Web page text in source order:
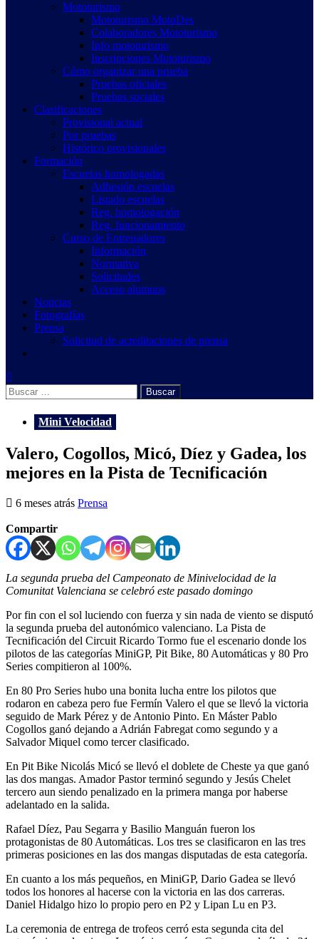
Mototurismo
Mototurismo MotoDes
Colaboradores Mototurismo
Info mototurismo
Inscripciones Mototurismo
Cómo organizar una prueba
Pruebas oficiales
Pruebas sociales
Clasificaciones
Provisional actual
Por pruebas
Histórico provisionales
Formación
Escuelas homologadas
Adhesión escuelas
Listado escuelas
Reg. homologación
Reg. funcionamiento
Curso de Entrenadores
Información
Normativa
Solicitudes
Acceso alumnos
Noticias
Fotografías
Prensa
Solicitud de acreditaciones de prensa
Buscar:
Mini Velocidad
Valero, Cogollos, Micó, Díez y Gadea, los
mejores en la Pista de Tecnificación
6 meses atrás Prensa
Compartir
La segunda prueba del Campeonato de Minivelocidad de la
Comunitat Valenciana se celebró este pasado domingo
Por fin con el sol luciendo con fuerza y sin nada de viento se disputó
la segunda prueba del autonómico valenciano. La Pista de
Tecnificación del Circuit Ricardo Tormo fue el escenario donde los
pilotos de las categorías MiniGP, Pit Bike, 80 Automáticas y 80 Pro
Series compitieron al 100%.
En 80 Pro Series hubo una bonita lucha entre los pilotos que
rodaron en cabeza pero fue Fermín Valero el que se llevó la victoria
seguido de Mark Pérez y de Antonio Pinto. En Máster Pablo
Cogollos ganó dejando a Adrián Fabregat como segundo y a
Salvador Miquel como tercer clasificado.
En Pit Bike Nicolás Micó se llevó el doblete de Cheste ya que ganó
las dos mangas. Amador Pastor terminó segundo y Jesús Chelet
tercero aun siendo penalizado en la primera manga por haberse
adelantado en la salida.
Rafael Díez, Pau Segarra y Basilio Manguán fueron los
protagonistas de 80 Automáticas. Los tres se clasificaron en las tres
primeras posiciones en las dos mangas disputadas de esta categoría.
En cuanto a los más pequeños, en MiniGP, Dario Gadea se llevó
todos los honores al hacerse con la victoria en las dos carreras.
Daniel Hidalgo hizo lo propio pero en P2 y Lipan Lu en P3.
La ceremonia de entrega de trofeos cerró esta segunda cita del